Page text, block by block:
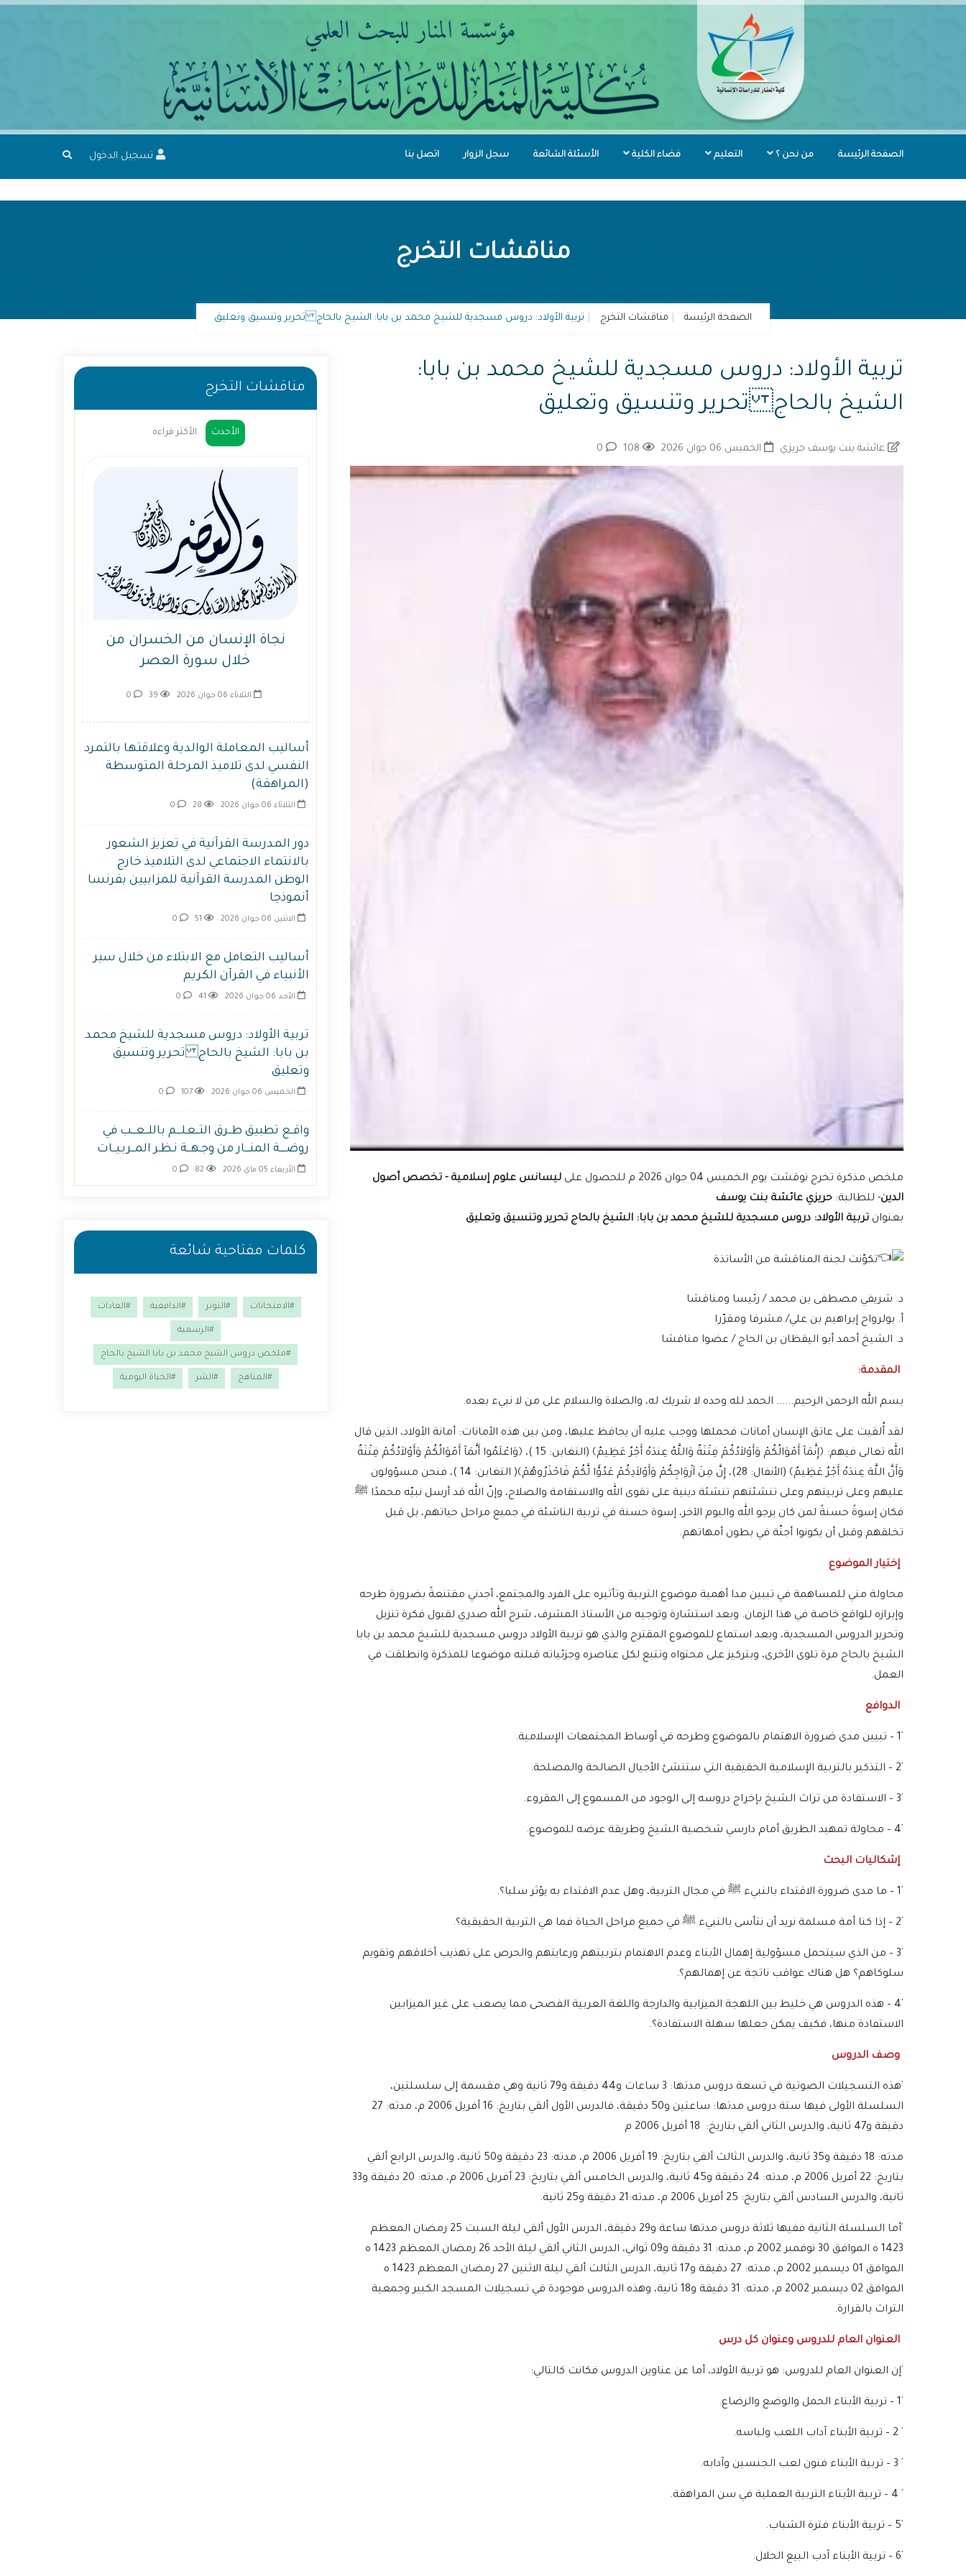
الصفحة الرئيسة من نحن ؟ التعليم فضاء الكلية الأسئلة الشائعة سجل الزوار اتصل بنا تسجيل الدخول
مناقشات التخرج
الصفحة الرئيسة مناقشات التخرج تربية الأولاد: دروس مسجدية للشيخ محمد بن بابا: الشيخ بالحاج تحرير وتنسيق وتعليق
تربية الأولاد: دروس مسجدية للشيخ محمد بن بابا:
الشيخ بالحاج تحرير وتنسيق وتعليق
عائشة بنت يوسف حريزي الخميس 06 جوان 2026
ملخص مذكرة تخرج نوقشت يوم الخميس 04 جوان 2026 م للحصول على
ليسانس علوم إسلامية - تخصص أصول
الدين- للطالبة: حريزي عائشة بنت يوسف
بعنوان تربية الأولاد: دروس مسجدية للشيخ محمد بن بابا: الشيخ بالحاج تحرير وتنسيق وتعليق
تكوّنت لجنة المناقشة من الأساتذة
د. شريفي مصطفى بن محمد / رئيسا ومناقشا
أ. بولرواح إبراهيم بن علي/ مشرفا ومقرّرا
د. الشيخ أحمد أبو اليقظان بن الحاج / عضوا مناقشا
المقدمة:
بسم الله الرحمن الرحيم...... الحمد لله وحده لا شريك له، والصلاة والسلام على من لا نبيء بعده.
لقد أُلقيت على عاتق الإنسان أمانات فحملها ووجب عليه أن يحافظ عليها، ومن بين هذه الأمانات: أمانة الأولاد، الذين قال
الله تعالى فيهم: ﴿إِنَّمَآ أَمْوَالُكُمْ وَأَوْلاَدُكُمْ فِتْنَةٌ وَاللَّهُ عِندَهُ أَجْرٌ عَظِيمٌ﴾ (التغابن: 15 )، ﴿وَاعْلَمُوا أَنَّمَآ أَمْوَالُكُمْ وَأَوْلاَدُكُمْ فِتْنَةٌ
وَأَنَّ اللَّهَ عِندَهُ أَجْرٌ عَظِيمٌ﴾ (الأنفال: 28)، إِنَّ مِنَ اَزْوَاجِكُمْ وَأَوْلاَدِكُمْ عَدُوًّا لَّكُمْ فَاحْذَرُوهُمْ﴾( التغابن: 14 )، فنحن مسؤولون
عليهم وعلى تربيتهم وعلى تنشئتهم تنشئة دينية على تقوى الله والاستقامة والصلاح، وإنّ الله قد أرسل نبيّه محمدًا ﷺ
فكان إسوةً حسنةً لمن كان يرجو الله واليوم الآخر، إسوة حسنة في تربية الناشئة في جميع مراحل حياتهم، بل قبل
تخلقهم وقبل أن يكونوا أجنّة في بطون أمهاتهم.
إختيار الموضوع
محاولة مني للمساهمة في تبيين مدا أهمية موضوع التربية وتأثيره على الفرد والمجتمع، أجدني مقتنعةً بضرورة طرحه
وإبرازه للواقع خاصة في هذا الزمان. وبعد استشارة وتوجيه من الأستاذ المشرف، شرح الله صدري لقبول فكرة تنزيل
وتحرير الدروس المسجدية، وبعد استماع للموضوع المقترح والذي هو تربية الأولاد دروس مسجدية للشيخ محمد بن بابا
الشيخ بالحاج مرة تلوى الأخرى، وبتركيز على محتواه وتتبع لكل عناصره وجزئياته قبلته موضوعا للمذكرة وانطلقت في
العمل.
الدوافع
إشكاليات البحث
´3 – من الذي سيتحمل مسؤولية إهمال الأبناء وعدم الاهتمام بتربيتهم ورعايتهم والحرص على تهذيب أخلاقهم وتقويم
سلوكاهم؟ هل هناك عواقب ناتجة عن إهمالهم؟.
´4 – هذه الدروس هي خليط بين اللهجة الميزابية والدارجة واللغة العربية الفصحى مما يصعب على غير الميزابين
الاستفادة منها، فكيف يمكن جعلها سهلة الاستفادة؟.
وصف الدروس
´هذه التسجيلات الصوتية في تسعة دروس مدتها: 3 ساعات و44 دقيقة و79 ثانية وهي مقسمة إلى سلسلتين،
السلسلة الأولى فيها ستة دروس مدتها: ساعتين و50 دقيقة، فالدرس الأول ألقي بتاريخ: 16 أفريل 2006 م، مدته: 27
دقيقة و47 ثانية، والدرس الثاني ألقي بتاريخ: 18 أفريل 2006 م
مدته: 18 دقيقة و35 ثانية، والدرس الثالث ألقي بتاريخ: 19 أفريل 2006 م، مدته: 23 دقيقة و50 ثانية، والدرس الرابع ألقي
بتاريخ: 22 أفريل 2006 م، مدته: 24 دقيقة و45 ثانية، والدرس الخامس ألقي بتاريخ: 23 أفريل 2006 م، مدته: 20 دقيقة و33
ثانية، والدرس السادس ألقي بتاريخ: 25 أفريل 2006 م، مدته:21 دقيقة و25 ثانية.
´أما السلسلة الثانية ففيها ثلاثة دروس مدتها ساعة و29 دقيقة، الدرس الأول ألقي ليلة السبت 25 رمضان المعظم
1423 ه الموافق 30 نوفمبر 2002 م، مدته: 31 دقيقة و09 ثواني، الدرس الثاني ألقي ليلة الأحد 26 رمضان المعظم 1423 ه
الموافق 01 ديسمبر 2002 م، مدته: 27 دقيقة و17 ثانية، الدرس الثالث ألقي ليلة الاثنين 27 رمضان المعظم 1423 ه
الموافق 02 ديسمبر 2002 م، مدته: 31 دقيقة و18 ثانية، وهذه الدروس موجودة في تسجيلات المسجد الكبير وجمعية
التراث بالقرارة.
العنوان العام للدروس وعنوان كل درس
´إن العنوان العام للدروس: هو تربية الأولاد، أما عن عناوين الدروس فكانت كالتالي:
مناقشات التخرج
الأحدث الأكثر قراءة
نجاة الإنسان من الخسران من
خلال سورة العصر
الثلاثاء 06 جوان 2026
أساليب المعاملة الوالدية وعلاقتها بالتمرد
النفسي لدى تلاميذ المرحلة المتوسطة
(المراهقة)
الثلاثاء 06 جوان 2026
دور المدرسة القرآنية في تعزيز الشعور
بالانتماء الاجتماعي لدى التلاميذ خارج
الوطن المدرسة القرآنية للمزابيين بفرنسا
أنموذجا
الاثنين 06 جوان 2026
أساليب التعامل مع الابتلاء من خلال سير
الأنبياء في القرآن الكريم
الأحد 06 جوان 2026
تربية الأولاد: دروس مسجدية للشيخ محمد
بن بابا: الشيخ بالحاج تحرير وتنسيق
وتعليق
الخميس 06 جوان 2026
واقــع تطبيق طــرق التــعـلـــم باللــعـــب في
روضــــة المنـــار من وجـهــة نـظـر المــربـيــات
الأربعاء 05 ماي 2026
كلمات مفتاحية شائعة
#الامتحانات #التوتر #الدافعية #العادات
#الرسمية
#ملخص دروس الشيخ محمد بن بابا الشيخ بالحاج
#المناهج #الشر #الحياة اليومية